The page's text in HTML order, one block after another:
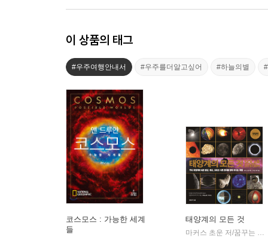
이 상품의 태그
#우주여행안내서 #우주를더알고싶어 #하늘의별
코스모스 : 가능한 세계
들
태양계의 모든 것
마커스 초운 저/꿈꾸는 과학 역